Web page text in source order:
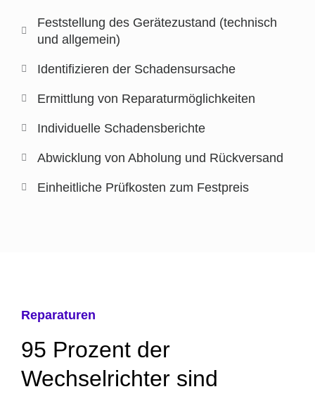
Feststellung des Gerätezustand (technisch
und allgemein)
Identifizieren der Schadensursache
Ermittlung von Reparaturmöglichkeiten
Individuelle Schadensberichte
Abwicklung von Abholung und Rückversand
Einheitliche Prüfkosten zum Festpreis
Reparaturen
95 Prozent der
Wechselrichter sind